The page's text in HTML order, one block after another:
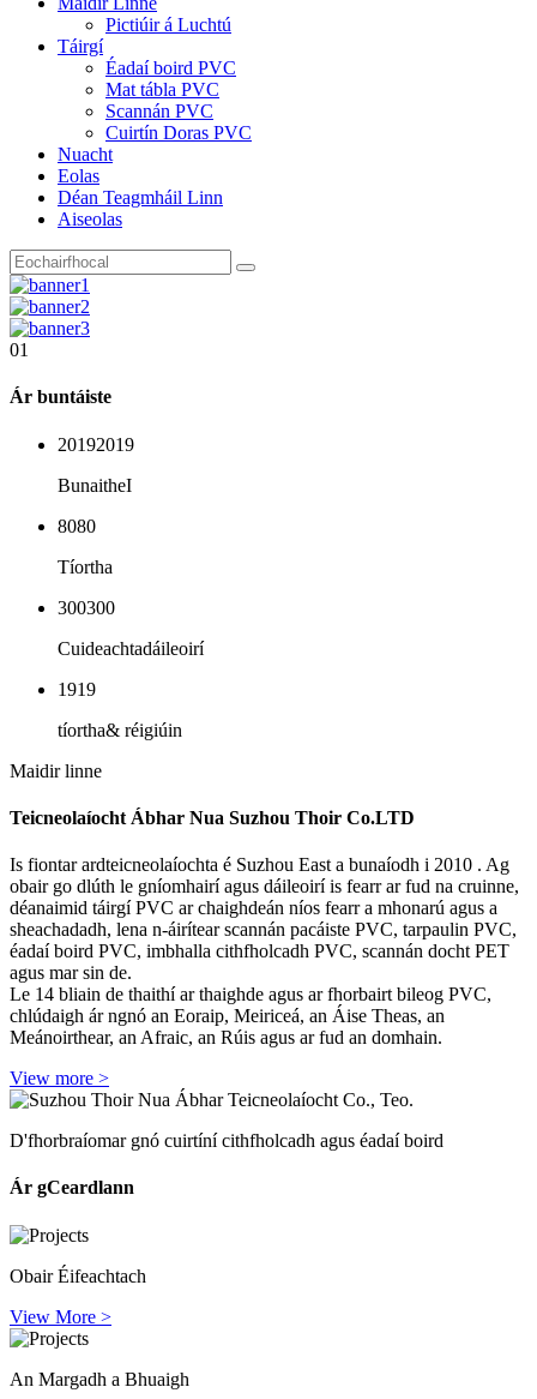
Pictiúir á Luchtú
Táirgí
Éadaí boird PVC
Mat tábla PVC
Scannán PVC
Cuirtín Doras PVC
Nuacht
Eolas
Déan Teagmháil Linn
Aiseolas
01
Ár buntáiste
20192019
BunaitheI
8080
Tíortha
300300
Cuideachtadáileoirí
1919
tíortha& réigiúin
Maidir linne
Teicneolaíocht Ábhar Nua Suzhou Thoir Co.LTD
Is fiontar ardteicneolaíochta é Suzhou East a bunaíodh i 2010 . Ag
obair go dlúth le gníomhairí agus dáileoirí is fearr ar fud na cruinne,
déanaimid táirgí PVC ar chaighdeán níos fearr a mhonarú agus a
sheachadadh, lena n-áirítear scannán pacáiste PVC, tarpaulin PVC,
éadaí boird PVC, imbhalla cithfholcadh PVC, scannán docht PET
agus mar sin de.
Le 14 bliain de thaithí ar thaighde agus ar fhorbairt bileog PVC,
chlúdaigh ár ngnó an Eoraip, Meiriceá, an Áise Theas, an
Meánoirthear, an Afraic, an Rúis agus ar fud an domhain.
View more >
D'fhorbraíomar gnó cuirtíní cithfholcadh agus éadaí boird
Ár gCeardlann
Obair Éifeachtach
View More >
An Margadh a Bhuaigh